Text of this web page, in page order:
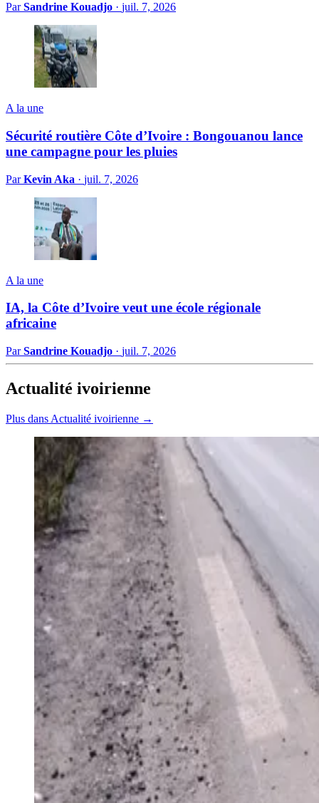
ParSandrine Kouadjo · juil. 7, 2026
A la une
Sécurité routière Côte d’Ivoire : Bongouanou lance
une campagne pour les pluies
ParKevin Aka · juil. 7, 2026
A la une
IA, la Côte d’Ivoire veut une école régionale
africaine
ParSandrine Kouadjo · juil. 7, 2026
Actualité ivoirienne
Plus dans Actualité ivoirienne →